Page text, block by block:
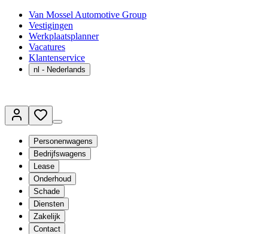
Van Mossel Automotive Group
Vestigingen
Werkplaatsplanner
Vacatures
Klantenservice
nl - Nederlands
Personenwagens
Bedrijfswagens
Lease
Onderhoud
Schade
Diensten
Zakelijk
Contact